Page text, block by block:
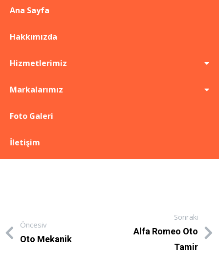
Ana Sayfa
Hakkımızda
Hizmetlerimiz
Markalarımız
Foto Galeri
İletişim
Öncesiv
Oto Mekanik
Sonraki
Alfa Romeo Oto
Tamir